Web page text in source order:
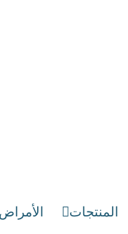
المنتجات